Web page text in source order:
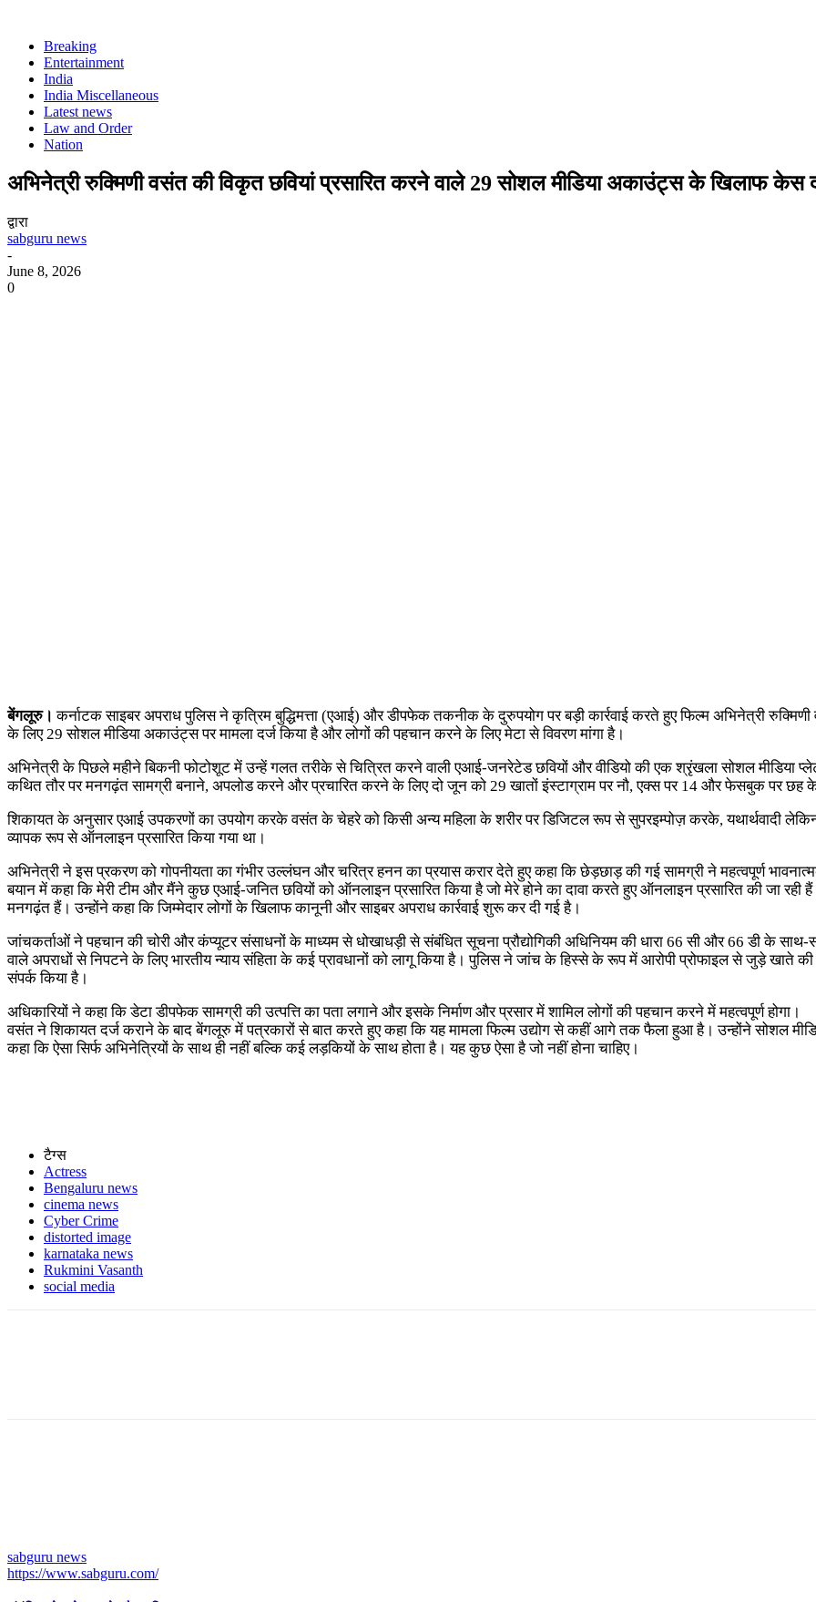
Breaking
Entertainment
India
India Miscellaneous
Latest news
Law and Order
Nation
अभिनेत्री रुक्मिणी वसंत की विकृत छवियां प्रसारित करने वाले 29 सोशल मीडिया अकाउंट्स के खिलाफ केस
द्वारा
sabguru news
-
June 8, 2026
0
बेंगलूरु। कर्नाटक साइबर अपराध पुलिस ने कृत्रिम बुद्धिमत्ता (एआई) और डीपफेक तकनीक के दुरुपयोग पर बड़ी कार्रवाई करते हुए फिल्म अभिनेत्री
के लिए 29 सोशल मीडिया अकाउंट्स पर मामला दर्ज किया है और लोगों की पहचान करने के लिए मेटा से विवरण मांगा है।
अभिनेत्री के पिछले महीने बिकनी फोटोशूट में उन्हें गलत तरीके से चित्रित करने वाली एआई-जनरेटेड छवियों और वीडियो की एक श्रृंखला सोशल मीडिया
कथित तौर पर मनगढ़ंत सामग्री बनाने, अपलोड करने और प्रचारित करने के लिए दो जून को 29 खातों इंस्टाग्राम पर नौ, एक्स पर 14 और फेसबुक पर छह
शिकायत के अनुसार एआई उपकरणों का उपयोग करके वसंत के चेहरे को किसी अन्य महिला के शरीर पर डिजिटल रूप से सुपरइम्पोज़ करके, यथार्थवादी लेकिन
व्यापक रूप से ऑनलाइन प्रसारित किया गया था।
अभिनेत्री ने इस प्रकरण को गोपनीयता का गंभीर उल्लंघन और चरित्र हनन का प्रयास करार देते हुए कहा कि छेड़छाड़ की गई सामग्री ने महत्वपूर्ण
बयान में कहा कि मेरी टीम और मैंने कुछ एआई-जनित छवियों को ऑनलाइन प्रसारित किया है जो मेरे होने का दावा करते हुए ऑनलाइन प्रसारित की जा रही
मनगढ़ंत हैं। उन्होंने कहा कि जिम्मेदार लोगों के खिलाफ कानूनी और साइबर अपराध कार्रवाई शुरू कर दी गई है।
जांचकर्ताओं ने पहचान की चोरी और कंप्यूटर संसाधनों के माध्यम से धोखाधड़ी से संबंधित सूचना प्रौद्योगिकी अधिनियम की धारा 66 सी और 66 डी के
वाले अपराधों से निपटने के लिए भारतीय न्याय संहिता के कई प्रावधानों को लागू किया है। पुलिस ने जांच के हिस्से के रूप में आरोपी प्रोफाइल से जुड़े खाते
संपर्क किया है।
अधिकारियों ने कहा कि डेटा डीपफेक सामग्री की उत्पत्ति का पता लगाने और इसके निर्माण और प्रसार में शामिल लोगों की पहचान करने में महत्वपूर्ण होगा।
वसंत ने शिकायत दर्ज कराने के बाद बेंगलूरु में पत्रकारों से बात करते हुए कहा कि यह मामला फिल्म उद्योग से कहीं आगे तक फैला हुआ है। उन्होंने सोशल
कहा कि ऐसा सिर्फ अभिनेत्रियों के साथ ही नहीं बल्कि कई लड़कियों के साथ होता है। यह कुछ ऐसा है जो नहीं होना चाहिए।
टैग्स
Actress
Bengaluru news
cinema news
Cyber ​​Crime
distorted image
karnataka news
Rukmini Vasanth
social media
sabguru news
https://www.sabguru.com/